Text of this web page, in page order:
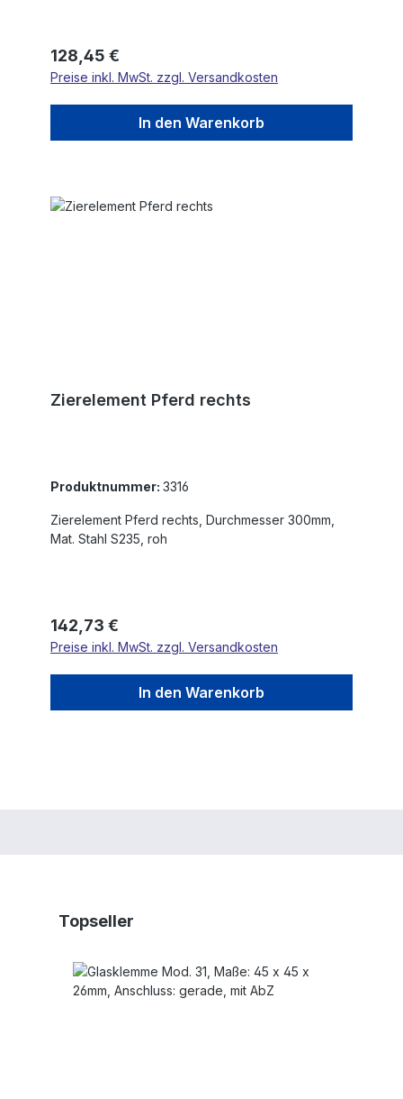
Regulärer Preis:
128,45 €
Preise inkl. MwSt. zzgl. Versandkosten
In den Warenkorb
Zierelement Pferd rechts
Produktnummer: 3316
Zierelement Pferd rechts, Durchmesser 300mm,
Mat. Stahl S235, roh
Regulärer Preis:
142,73 €
Preise inkl. MwSt. zzgl. Versandkosten
In den Warenkorb
Produktgalerie überspringen
Topseller